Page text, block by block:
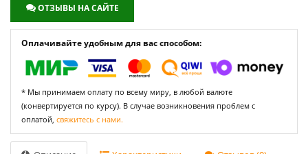
ОТЗЫВЫ НА САЙТЕ
Оплачивайте удобным для вас способом:
* Мы принимаем оплату по всему миру, в любой валюте
(конвертируется по курсу). В случае возникновения проблем с
оплатой, свяжитесь с нами.